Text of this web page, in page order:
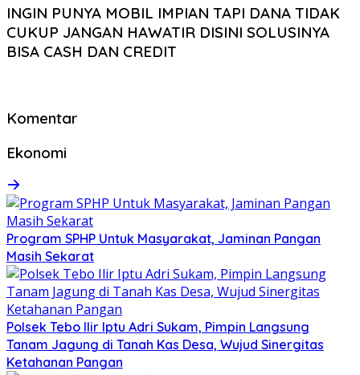
INGIN PUNYA MOBIL IMPIAN TAPI DANA TIDAK
CUKUP JANGAN HAWATIR DISINI SOLUSINYA
BISA CASH DAN CREDIT
Komentar
Ekonomi
Program SPHP Untuk Masyarakat, Jaminan Pangan
Masih Sekarat
Polsek Tebo Ilir Iptu Adri Sukam, Pimpin Langsung
Tanam Jagung di Tanah Kas Desa, Wujud Sinergitas
Ketahanan Pangan